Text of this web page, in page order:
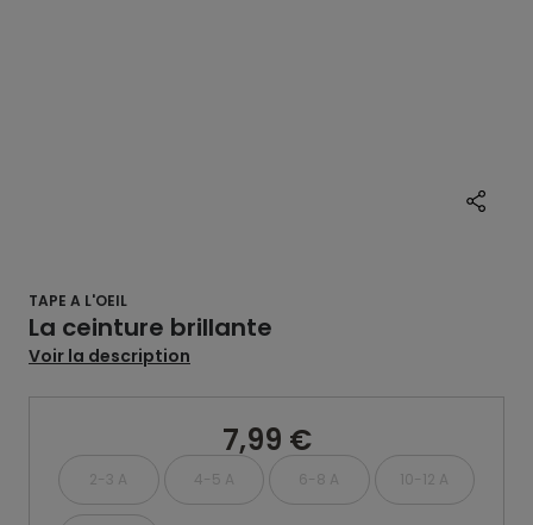
TAPE A L'OEIL
La ceinture brillante
Voir la description
7,99 €
2-3 A 4-5 A 6-8 A 10-12 A